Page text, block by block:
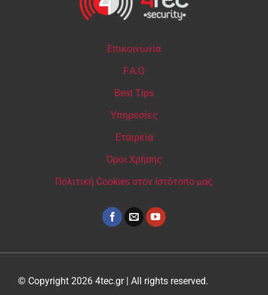
Επικοινωνία
F.A.Q
Best Tips
Υπηρεσίες
Εταιρεία
Όροι Χρήσης
Πολιτική Cookies στον Ιστότοπο μας
© Copyright 2026 4tec.gr | All rights reserved.